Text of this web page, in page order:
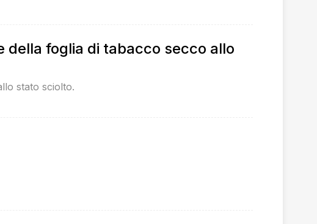
della foglia di tabacco secco allo
stato sciolto.